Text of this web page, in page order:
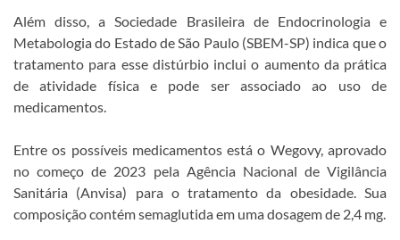
Além disso, a Sociedade Brasileira de Endocrinologia e
Metabologia do Estado de São Paulo (SBEM-SP) indica que o
tratamento para esse distúrbio inclui o aumento da prática
de atividade física e pode ser associado ao uso de
medicamentos.
Entre os possíveis medicamentos está o Wegovy, aprovado
no começo de 2023 pela Agência Nacional de Vigilância
Sanitária (Anvisa) para o tratamento da obesidade. Sua
composição contém semaglutida em uma dosagem de 2,4 mg.